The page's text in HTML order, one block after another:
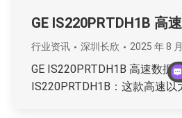
GE IS220PRTDH1B 高
行业资讯 深圳长欣 2025 年 8
GE IS220PRTDH1B 高速数据
IS220PRTDH1B：这款高速以